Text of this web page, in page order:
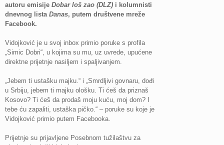
autoru emisije Dobar loš zao (DLZ) i kolumnisti
dnevnog lista Danas, putem društvene mreže
Facebook.
Vidojković je u svoj inbox primio poruke s profila
„Simic Dobri“, u kojima su mu, uz uvrede, upućene
direktne prijetnje nasiljem i spaljivanjem.
„Jebem ti ustašku majku.“ i „Smrdljivi govnaru, dođi
u Srbiju, jebem ti majku ološku. Ti ćeš da priznaš
Kosovo? Ti ćeš da prodaš moju kuću, moj dom? I
tebe ću zapaliti, ustaška pičko.“ – poruke su koje je
Vidojković primio putem Facebooka.
Prijetnje su prijavljene Posebnom tužilaštvu za